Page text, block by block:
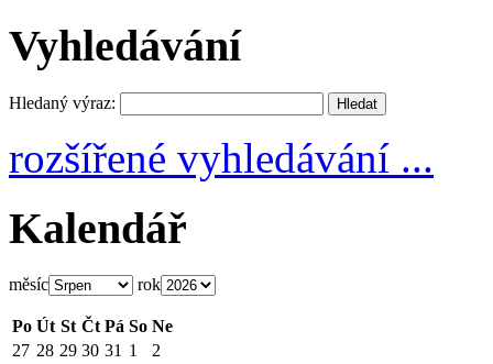
Vyhledávání
Hledaný výraz:
rozšířené vyhledávání ...
Kalendář
měsíc rok
Po Út St Čt Pá So Ne
27 28 29 30 31 1
2